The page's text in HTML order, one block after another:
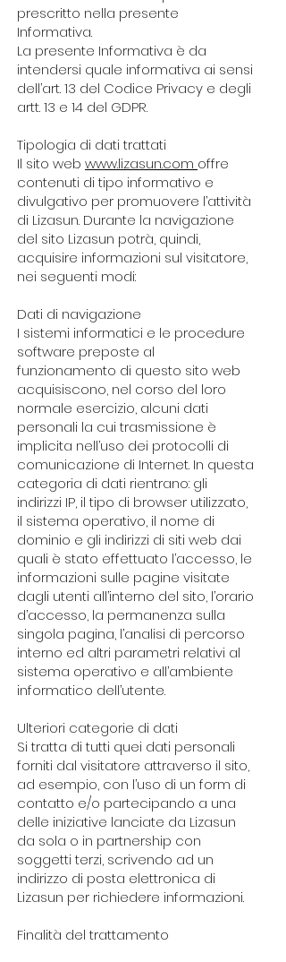
prescritto nella presente
Informativa.
La presente Informativa è da
intendersi quale informativa ai sensi
dell’art. 13 del Codice Privacy e degli
artt. 13 e 14 del GDPR.
Tipologia di dati trattati
Il sito web www.lizasun.com offre
contenuti di tipo informativo e
divulgativo per promuovere l’attività
di Lizasun. Durante la navigazione
del sito Lizasun potrà, quindi,
acquisire informazioni sul visitatore,
nei seguenti modi:
Dati di navigazione
I sistemi informatici e le procedure
software preposte al
funzionamento di questo sito web
acquisiscono, nel corso del loro
normale esercizio, alcuni dati
personali la cui trasmissione è
implicita nell’uso dei protocolli di
comunicazione di Internet. In questa
categoria di dati rientrano: gli
indirizzi IP, il tipo di browser utilizzato,
il sistema operativo, il nome di
dominio e gli indirizzi di siti web dai
quali è stato effettuato l’accesso, le
informazioni sulle pagine visitate
dagli utenti all’interno del sito, l’orario
d’accesso, la permanenza sulla
singola pagina, l’analisi di percorso
interno ed altri parametri relativi al
sistema operativo e all’ambiente
informatico dell’utente.
Ulteriori categorie di dati
Si tratta di tutti quei dati personali
forniti dal visitatore attraverso il sito,
ad esempio, con l’uso di un form di
contatto e/o partecipando a una
delle iniziative lanciate da Lizasun
da sola o in partnership con
soggetti terzi, scrivendo ad un
indirizzo di posta elettronica di
Lizasun per richiedere informazioni.
Finalità del trattamento